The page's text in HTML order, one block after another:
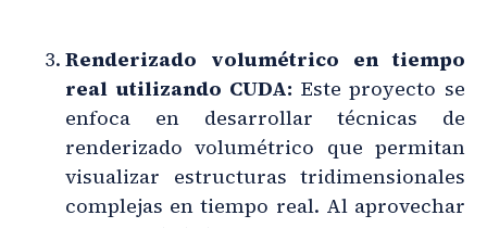
Renderizado volumétrico en tiempo
real utilizando CUDA: Este proyecto se
enfoca en desarrollar técnicas de
renderizado volumétrico que permitan
visualizar estructuras tridimensionales
complejas en tiempo real. Al aprovechar